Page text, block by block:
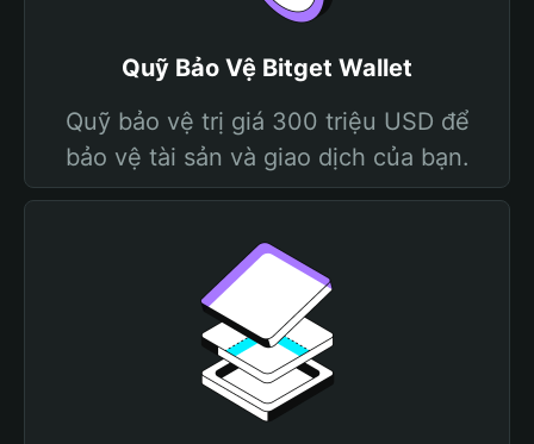
Quỹ Bảo Vệ Bitget Wallet
Quỹ bảo vệ trị giá 300 triệu USD để
bảo vệ tài sản và giao dịch của bạn.